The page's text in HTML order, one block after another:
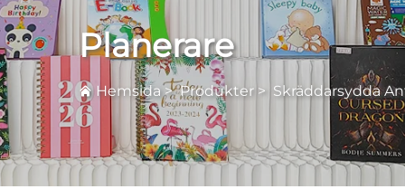
Planerare
Hemsida>Produkter > Skräddarsydda